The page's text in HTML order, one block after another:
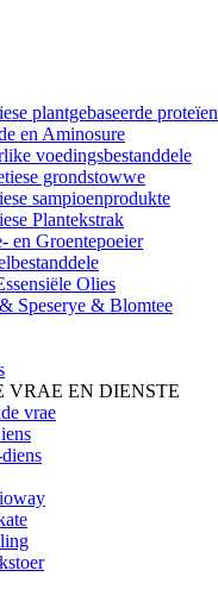
plantgebaseerde proteïen
en Aminosure
voedingsbestanddele
grondstowwe
sampioenprodukte
Plantekstrak
en Groentepoeier
Olies
Speserye & Blomtee
VRAE EN DIENSTE
vrae